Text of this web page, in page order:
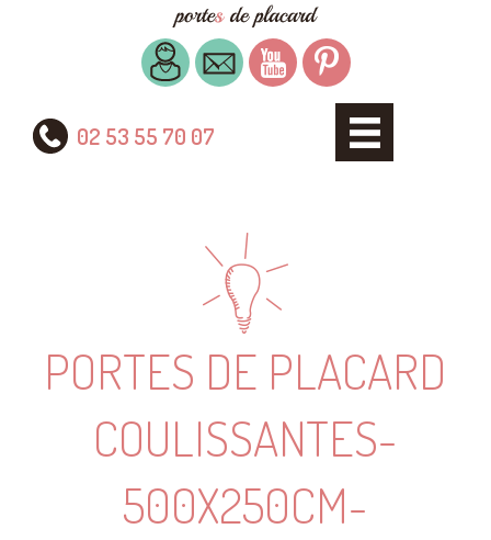
02 53 55 70 07
PORTES DE PLACARD
COULISSANTES-
500X250CM-